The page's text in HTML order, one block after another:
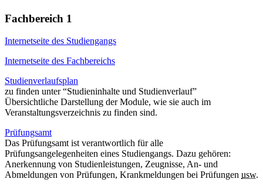
Fachbereich 1
Internetseite des Studiengangs
Internetseite des Fachbereichs
Studienverlaufsplan
zu finden unter “Studieninhalte und Studienverlauf”
Übersichtliche Darstellung der Module, wie sie auch im
Veranstaltungsverzeichnis zu finden sind.
Prüfungsamt
Das Prüfungsamt ist verantwortlich für alle
Prüfungsangelegenheiten eines Studiengangs. Dazu gehören:
Anerkennung von Studienleistungen, Zeugnisse, An- und
Abmeldungen von Prüfungen, Krankmeldungen bei Prüfungen usw.